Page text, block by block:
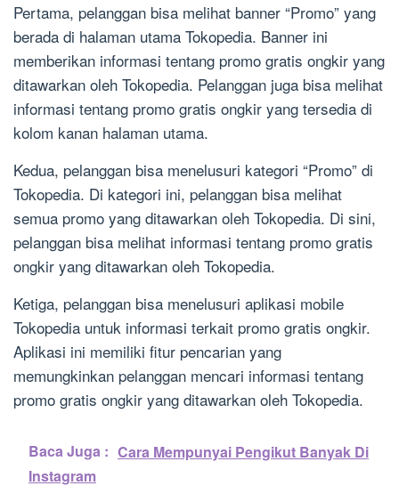
Pertama, pelanggan bisa melihat banner “Promo” yang
berada di halaman utama Tokopedia. Banner ini
memberikan informasi tentang promo gratis ongkir yang
ditawarkan oleh Tokopedia. Pelanggan juga bisa melihat
informasi tentang promo gratis ongkir yang tersedia di
kolom kanan halaman utama.
Kedua, pelanggan bisa menelusuri kategori “Promo” di
Tokopedia. Di kategori ini, pelanggan bisa melihat
semua promo yang ditawarkan oleh Tokopedia. Di sini,
pelanggan bisa melihat informasi tentang promo gratis
ongkir yang ditawarkan oleh Tokopedia.
Ketiga, pelanggan bisa menelusuri aplikasi mobile
Tokopedia untuk informasi terkait promo gratis ongkir.
Aplikasi ini memiliki fitur pencarian yang
memungkinkan pelanggan mencari informasi tentang
promo gratis ongkir yang ditawarkan oleh Tokopedia.
Baca Juga : Cara Mempunyai Pengikut Banyak Di
Instagram